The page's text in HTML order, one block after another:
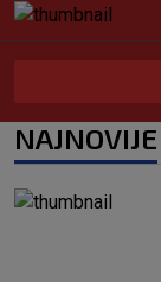
NAJNOVIJE